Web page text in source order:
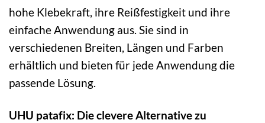
hohe Klebekraft, ihre Reißfestigkeit und ihre
einfache Anwendung aus. Sie sind in
verschiedenen Breiten, Längen und Farben
erhältlich und bieten für jede Anwendung die
passende Lösung.
UHU patafix: Die clevere Alternative zu